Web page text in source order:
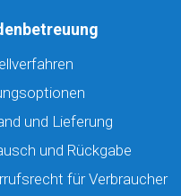
und Lieferung
und Rückgabe
für Verbraucher